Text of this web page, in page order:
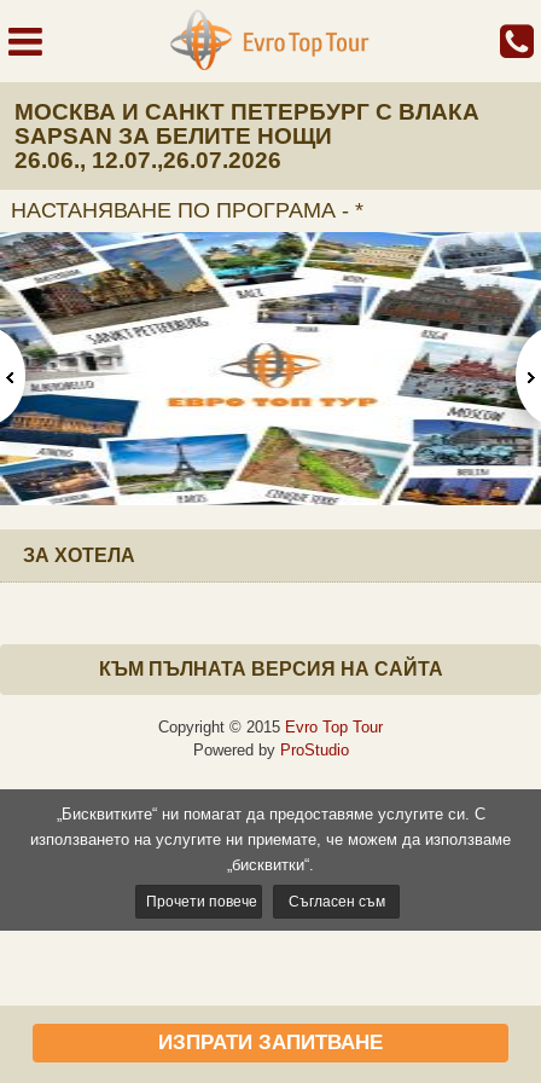
МОСКВА И САНКТ ПЕТЕРБУРГ С ВЛАКА
SAPSAN ЗА БЕЛИТЕ НОЩИ
26.06., 12.07.,26.07.2026
НАСТАНЯВАНЕ ПО ПРОГРАМА - *
ЗА ХОТЕЛА
ИЗПРАТИ ЗАПИТВАНЕ
КЪМ ПЪЛНАТА ВЕРСИЯ НА САЙТА
Copyright © 2015 Evro Top Tour
Powered by ProStudio
„Бисквитките“ ни помагат да предоставяме услугите си. С
използването на услугите ни приемате, че можем да използваме
„бисквитки“.
Прочети повече Съгласен съм